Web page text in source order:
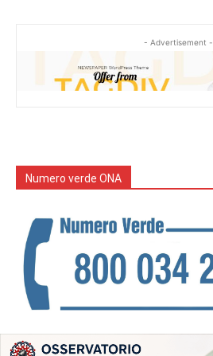
- Advertisement -
Numero verde ONA